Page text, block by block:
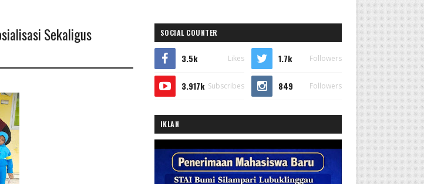
Sekaligus
SOCIAL COUNTER
3.5k Likes 1.7k Followers
3.917k Subscribes 849 Followers
IKLAN